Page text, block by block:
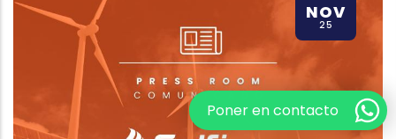
NOV
25
Poner en contacto